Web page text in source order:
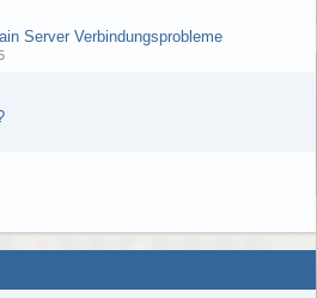
Server Verbindungsprobleme